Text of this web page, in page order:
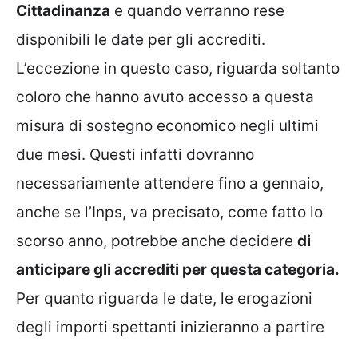
Cittadinanza e quando verranno rese
disponibili le date per gli accrediti.
L’eccezione in questo caso, riguarda soltanto
coloro che hanno avuto accesso a questa
misura di sostegno economico negli ultimi
due mesi. Questi infatti dovranno
necessariamente attendere fino a gennaio,
anche se l’Inps, va precisato, come fatto lo
scorso anno, potrebbe anche decidere di
anticipare gli accrediti per questa categoria.
Per quanto riguarda le date, le erogazioni
degli importi spettanti inizieranno a partire